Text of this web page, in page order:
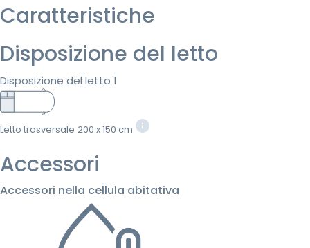
Caratteristiche
Disposizione del letto
Disposizione del letto 1
Letto trasversale 200 x 150 cm
Accessori
Accessori nella cellula abitativa